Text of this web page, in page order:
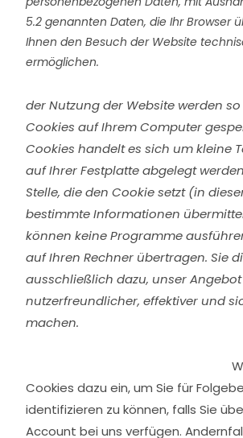
5.2 genannten Daten, die Ihr Browser
Ihnen den Besuch der Website
der Nutzung der Website werden
Cookies auf Ihrem Computer
Cookies handelt es sich um kleine
auf Ihrer Festplatte abgelegt
Stelle, die den Cookie setzt (in
bestimmte Informationen
können keine Programme
auf Ihren Rechner übertragen. Sie
ausschließlich dazu, unser Angebot
nutzerfreundlicher, effektiver und
Cookies dazu ein, um Sie für
identifizieren zu können, falls Sie
Account bei uns verfügen.